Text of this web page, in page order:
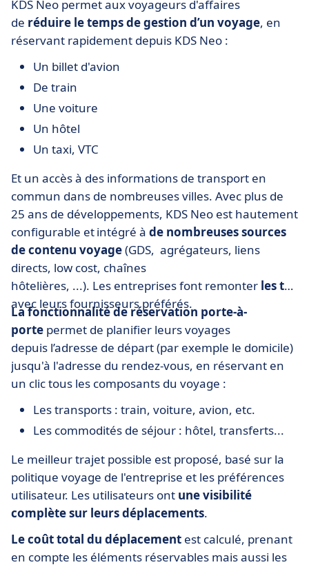
KDS Neo permet aux voyageurs d'affaires
de réduire le temps de gestion d’un voyage, en
réservant rapidement depuis KDS Neo :
Un billet d'avion
De train
Une voiture
Un hôtel
Un taxi, VTC
Et un accès à des informations de transport en
commun dans de nombreuses villes. Avec plus de
25 ans de développements, KDS Neo est hautement
configurable et intégré à de nombreuses sources
de contenu voyage(GDS, agrégateurs, liens
directs, low cost, chaînes
hôtelières, ...). Les entreprises font remonter les
avec leurs fournisseurs préférés.
La fonctionnalité de réservation porte-à-
porte permet de planifier leurs voyages
depuis l’adresse de départ (par exemple le domicile)
jusqu'à l'adresse du rendez-vous, en réservant en
un clic tous les composants du voyage :
Les transports : train, voiture, avion, etc.
Les commodités de séjour : hôtel, transferts...
Le meilleur trajet possible est proposé, basé sur la
politique voyage de l'entreprise et les préférences
utilisateur. Les utilisateurs ont une visibilité
complète sur leurs déplacements.
Le coût total du déplacement est calculé, prenant
en compte les éléments réservables mais aussi les